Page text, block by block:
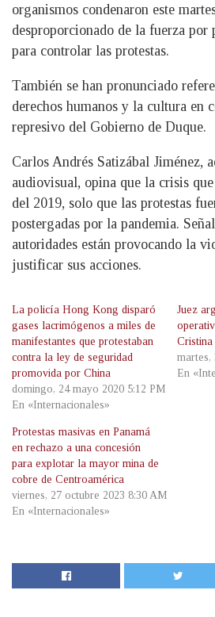
organismos condenaron este
desproporcionado de la fuerza
para controlar las protestas.
También se han pronunciado
derechos humanos y la cultura en
represivo del Gobierno de Duque.
Carlos Andrés Satizábal Jiménez,
audiovisual, opina que la crisis
del 2019, solo que las protestas
postergadas por la pandemia.
autoridades están provocando la
justificar sus acciones.
La policía Hong Kong disparó
gases lacrimógenos a miles de
manifestantes que protestaban
contra la ley de seguridad
promovida por China
domingo, 24 mayo 2020 5:12 PM
En «Internacionales»
Juez
Cristina
martes,
En
Protestas masivas en Panamá
en rechazo a una concesión
para explotar la mayor mina de
cobre de Centroamérica
viernes, 27 octubre 2023 8:30 AM
En «Internacionales»